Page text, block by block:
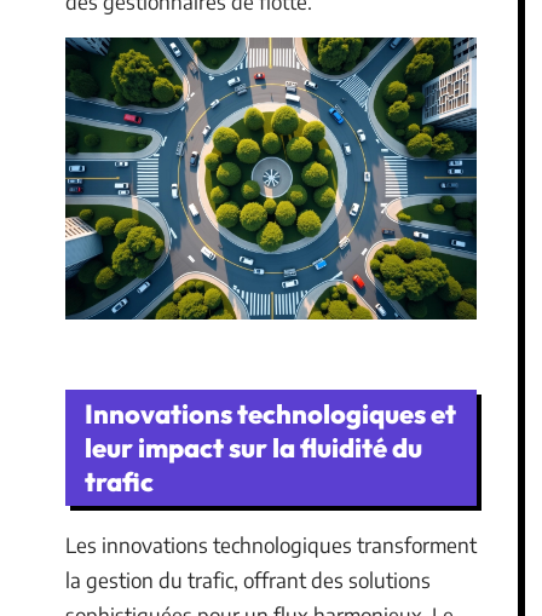
Innovations technologiques et
leur impact sur la fluidité du
trafic
Les innovations technologiques transforment
la gestion du trafic, offrant des solutions